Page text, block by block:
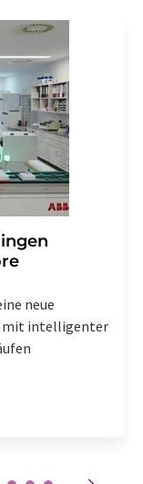
Zukunft
zur
neue
mit intelligenter